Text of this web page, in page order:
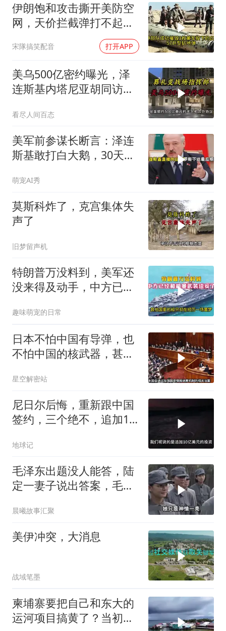
伊朗饱和攻击撕开美防空
网，天价拦截弹打不起，
宋隊搞笑配音 打开APP
美乌500亿密约曝光，泽
连斯基内塔尼亚胡同访白
看尽人间百态
美军前参谋长断言：泽连
斯基敢打白大鹅，30天内
萌宠AI秀
莫斯科炸了，克宫集体失
声了
旧梦留声机
特朗普万没料到，美军还
没来得及动手，中方已经
趣味萌宠的日常
日本不怕中国有导弹，也
不怕中国的核武器，甚至
星空解密站
尼日尔后悔，重新跟中国
签约，三个绝不，追加10
地球记
毛泽东出题没人能答，陆
定一妻子说出答案，毛主
晨曦故事汇聚
美伊冲突，大消息
战域笔墨
柬埔寨要把自己和东大的
运河项目搞黄了？当初可